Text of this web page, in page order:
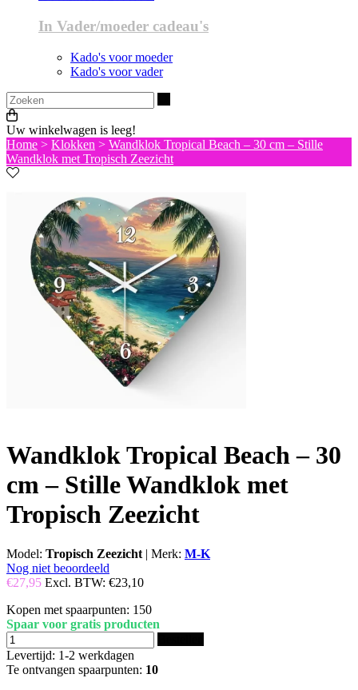
In Vader/moeder cadeau's
Kado's voor moeder
Kado's voor vader
Uw winkelwagen is leeg!
Home > Klokken > Wandklok Tropical Beach – 30 cm – Stille
Wandklok met Tropisch Zeezicht
Wandklok Tropical Beach – 30
cm – Stille Wandklok met
Tropisch Zeezicht
Model: Tropisch Zeezicht | Merk: M-K
Nog niet beoordeeld
€27,95 Excl. BTW: €23,10
Kopen met spaarpunten: 150
Spaar voor gratis producten
Levertijd: 1-2 werkdagen
Te ontvangen spaarpunten: 10